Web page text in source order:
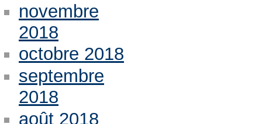
novembre
2018
octobre 2018
septembre
2018
août 2018